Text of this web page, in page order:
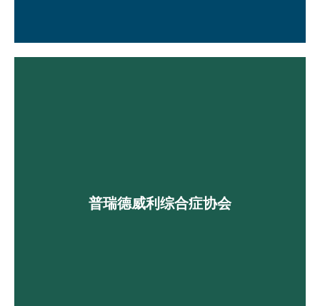
普瑞德威利综合症协会